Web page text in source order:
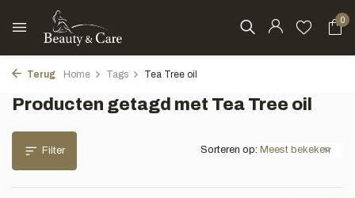
0
Terug Home Tags Tea Tree oil
Producten getagd met Tea Tree oil
Filter Sorteren op: